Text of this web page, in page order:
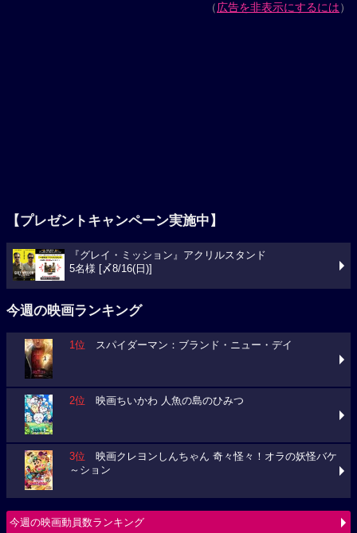
（広告を非表示にするには）
【プレゼントキャンペーン実施中】
『グレイ・ミッション』アクリルスタンド
5名様 [〆8/16(日)]
今週の映画ランキング
1位 スパイダーマン：ブランド・ニュー・デイ
2位 映画ちいかわ 人魚の島のひみつ
3位 映画クレヨンしんちゃん 奇々怪々！オラの妖怪バケ
～ション
今週の映画動員数ランキング